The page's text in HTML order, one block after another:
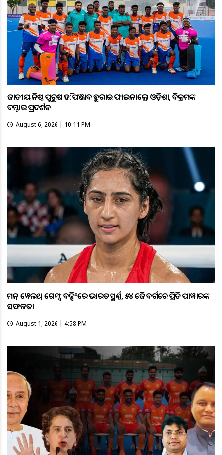
ଜାତୀୟ କନିଷ୍ଠ ପୁରୁଷ ହକି: ପଞ୍ଜାବକୁ ହରାଇ ଫାଇନାଲ୍ରେ ଓଡ଼ିଶା, ବିକ୍ରମଙ୍କ
ଦମ୍ଦାର ପ୍ରଦର୍ଶନ
August 6, 2026 | 10:11 PM
କମନ୍ ୱେଲଥ୍ ଗେମ୍ସ: ବକ୍ସିଂରେ ଭାରତକୁ ସ୍ବର୍ଣ୍ଣ, ୫୪ କେଜି ବର୍ଗରେ ପ୍ରିତି ପାୱାରଙ୍କ
ସଫଳତା
August 1, 2026 | 4:58 PM